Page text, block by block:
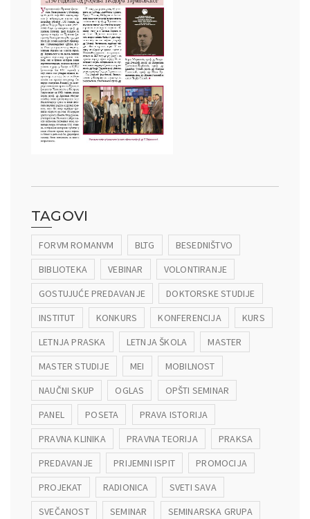
TAGOVI
FORVM ROMANVM BLTG
BESEDNIŠTVO
BIBLIOTEKA
VEBINAR
VOLONTIRANJE
GOSTUJUĆE PREDAVANJE
DOKTORSKE STUDIJE
INSTITUT
KONKURS KONFERENCIJA
KURS
LETNJA PRASKA
LETNJA ŠKOLA
MASTER
MASTER STUDIJE
MEI
MOBILNOST
NAUČNI SKUP
OGLAS
OPŠTI SEMINAR
PANEL
POSETA
PRAVA ISTORIJA
PRAVNA KLINIKA
PRAVNA TEORIJA
PRAKSA
PREDAVANJE
PRIJEMNI ISPIT
PROMOCIJA
PROJEKAT
RADIONICA
SVETI SAVA
SVEČANOST
SEMINAR
SEMINARSKA GRUPA